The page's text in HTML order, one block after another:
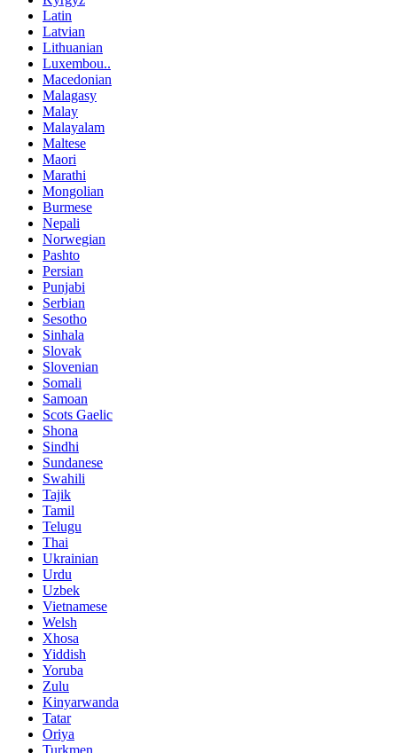
Latin
Latvian
Lithuanian
Luxembou..
Macedonian
Malagasy
Malay
Malayalam
Maltese
Maori
Marathi
Mongolian
Burmese
Nepali
Norwegian
Pashto
Persian
Punjabi
Serbian
Sesotho
Sinhala
Slovak
Slovenian
Somali
Samoan
Scots Gaelic
Shona
Sindhi
Sundanese
Swahili
Tajik
Tamil
Telugu
Thai
Ukrainian
Urdu
Uzbek
Vietnamese
Welsh
Xhosa
Yiddish
Yoruba
Zulu
Kinyarwanda
Tatar
Oriya
Turkmen